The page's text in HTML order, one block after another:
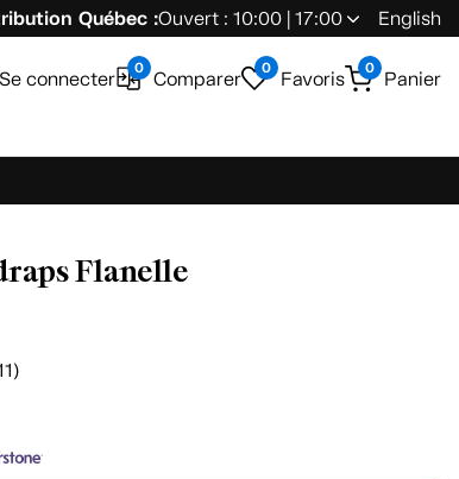
Québec :Ouvert : 10:00 | 17:00 English
Se connecter 0 Comparer 0 Favoris 0 Panier
Flanelle